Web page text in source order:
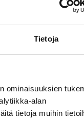
Tietoja
ominaisuuksien
alan
tietoja muihin